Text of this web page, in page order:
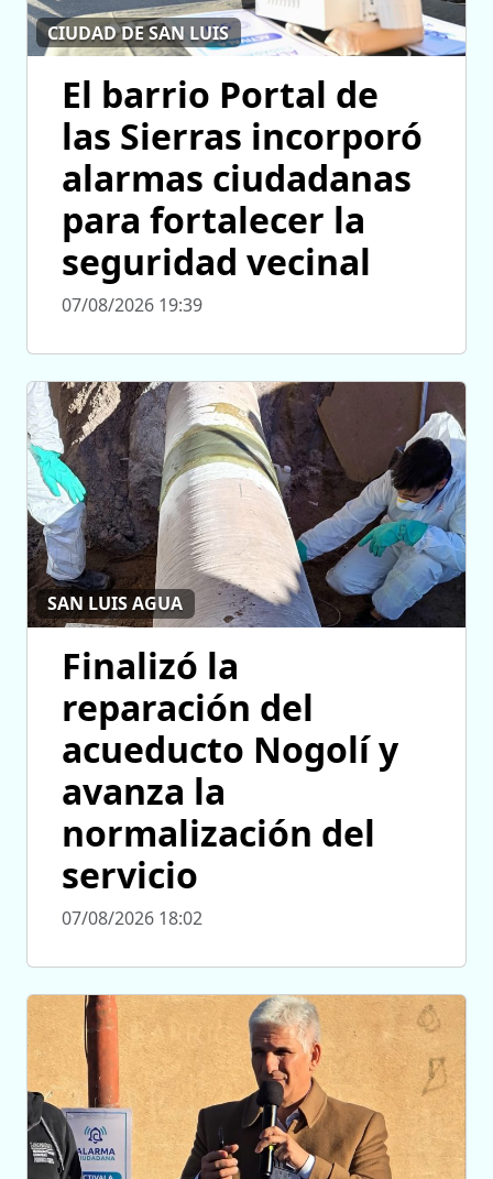
CIUDAD DE SAN LUIS
El barrio Portal de
las Sierras incorporó
alarmas ciudadanas
para fortalecer la
seguridad vecinal
07/08/2026 19:39
SAN LUIS AGUA
Finalizó la
reparación del
acueducto Nogolí y
avanza la
normalización del
servicio
07/08/2026 18:02